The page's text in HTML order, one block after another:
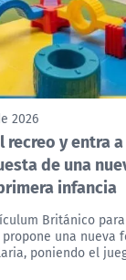
2026
recreo y entra
de una
infancia
Británico
una nueva
poniendo el